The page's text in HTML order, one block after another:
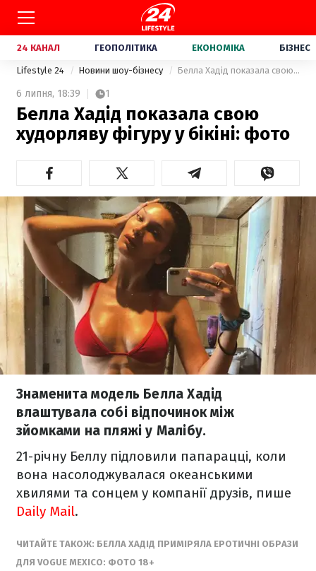
24 КАНАЛ ГЕОПОЛІТИКА ЕКОНОМІКА БІЗНЕС
Lifestyle 24 Новини шоу-бізнесу Белла Хадід показала свою худорляву фігуру у бікіні: фото
6 липня, 18:39 1
Белла Хадід показала свою
худорляву фігуру у бікіні: фото
Знаменита модель Белла Хадід
влаштувала собі відпочинок між
зйомками на пляжі у Малібу.
21-річну Беллу підловили папарацці, коли
вона насолоджувалася океанськими
хвилями та сонцем у компанії друзів, пише
Daily Mail.
ЧИТАЙТЕ ТАКОЖ: БЕЛЛА ХАДІД ПРИМІРЯЛА ЕРОТИЧНІ ОБРАЗИ
ДЛЯ VOGUE MEXICO: ФОТО 18+